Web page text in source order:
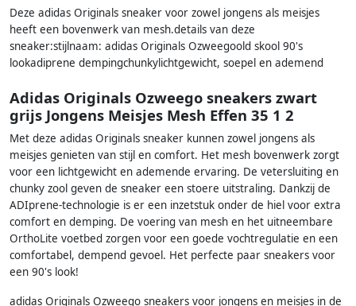
Deze adidas Originals sneaker voor zowel jongens als meisjes
heeft een bovenwerk van mesh.details van deze
sneaker:stijlnaam: adidas Originals Ozweegoold skool 90's
lookadiprene dempingchunkylichtgewicht, soepel en ademend
Adidas Originals Ozweego sneakers zwart
grijs Jongens Meisjes Mesh Effen 35 1 2
Met deze adidas Originals sneaker kunnen zowel jongens als
meisjes genieten van stijl en comfort. Het mesh bovenwerk zorgt
voor een lichtgewicht en ademende ervaring. De vetersluiting en
chunky zool geven de sneaker een stoere uitstraling. Dankzij de
ADIprene-technologie is er een inzetstuk onder de hiel voor extra
comfort en demping. De voering van mesh en het uitneembare
OrthoLite voetbed zorgen voor een goede vochtregulatie en een
comfortabel, dempend gevoel. Het perfecte paar sneakers voor
een 90's look!
adidas Originals Ozweego sneakers voor jongens en meisjes in de